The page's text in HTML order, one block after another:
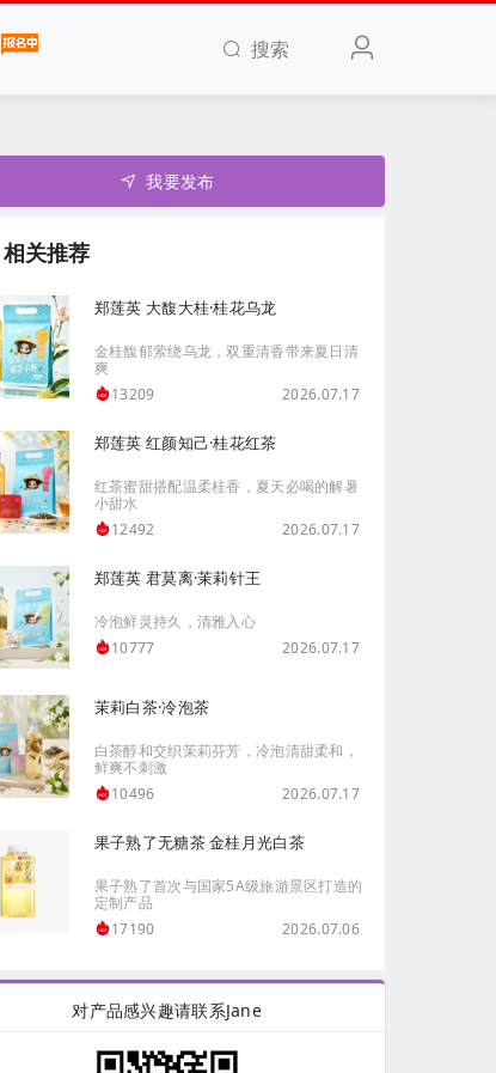
搜索
我要发布
相关推荐
郑莲英 大馥大桂·桂花乌龙
金桂馥郁萦绕乌龙，双重清香带来夏日清
爽
13209
2026.07.17
郑莲英 红颜知己·桂花红茶
红茶蜜甜搭配温柔桂香，夏天必喝的解暑
小甜水
12492
2026.07.17
郑莲英 君莫离·茉莉针王
冷泡鲜灵持久，清雅入心
10777
2026.07.17
茉莉白茶·冷泡茶
白茶醇和交织茉莉芬芳，冷泡清甜柔和，
鲜爽不刺激
10496
2026.07.17
果子熟了无糖茶 金桂月光白茶
果子熟了首次与国家5A级旅游景区打造的
定制产品
17190
2026.07.06
对产品感兴趣请联系Jane